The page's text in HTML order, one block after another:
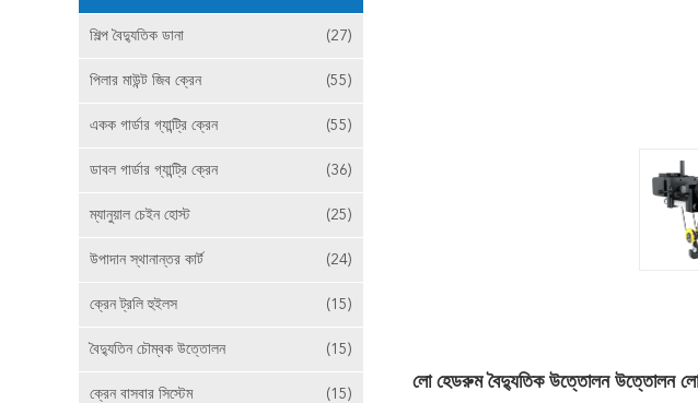
শিল্প বৈদ্যুতিক ডানা (27)
পিলার মাউন্ট জিব ক্রেন (55)
একক গার্ডার গ্যান্ট্রি ক্রেন (55)
ডাবল গার্ডার গ্যান্ট্রি ক্রেন (36)
ম্যানুয়াল চেইন হোস্ট (25)
উপাদান স্থানান্তর কার্ট (24)
ক্রেন ট্রলি হুইলস (15)
বৈদ্যুতিন চৌম্বক উত্তোলন (15)
ক্রেন বাসবার সিস্টেম (15)
লো হেডরুম বৈদ্যুতিক উত্তোলন উত্তোলন লো